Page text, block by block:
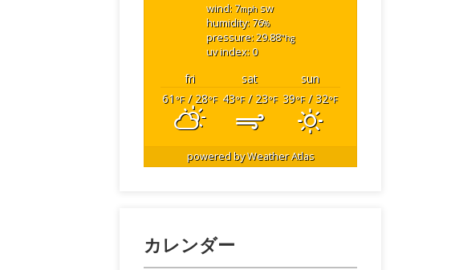
wind: 7mph sw
humidity: 76%
pressure: 29.88"hg
uv index: 0
fri sat
sun
61 °F/ 28°F 43°F/ 23°F 39°F/ 32°F
powered byWeather Atlas
カレンダー